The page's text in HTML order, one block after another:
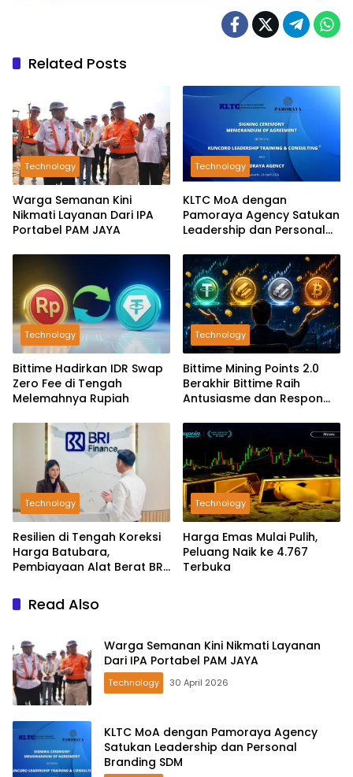
Related Posts
Technology
Warga Semanan Kini
Nikmati Layanan Dari IPA
Portabel PAM JAYA
Technology
KLTC MoA dengan
Pamoraya Agency Satukan
Leadership dan Personal
Technology
Bittime Hadirkan IDR Swap
Zero Fee di Tengah
Melemahnya Rupiah
Technology
Bittime Mining Points 2.0
Berakhir Bittime Raih
Antusiasme dan Respon
Technology
Resilien di Tengah Koreksi
Harga Batubara,
Pembiayaan Alat Berat BRI
Technology
Harga Emas Mulai Pulih,
Peluang Naik ke 4.767
Terbuka
Read Also
Warga Semanan Kini Nikmati Layanan
Dari IPA Portabel PAM JAYA
Technology 30 April 2026
KLTC MoA dengan Pamoraya Agency
Satukan Leadership dan Personal
Branding SDM